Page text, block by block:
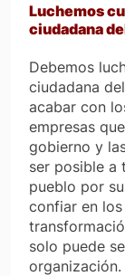
Luchemos
ciudadana
Debemos
ciudadana
acabar con
empresas
gobierno y
ser posible a
pueblo por
confiar en
solo puede
organización.